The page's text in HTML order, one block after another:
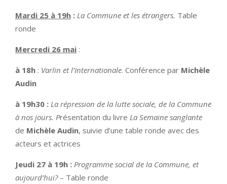
Mardi 25 à 19h : La Commune et les étrangers. Table
ronde
Mercredi 26 mai :
à 18h : Varlin et l’Internationale. Conférence par Michèle
Audin
à 19h30 : La répression de la lutte sociale, de la Commune
à nos jours. Présentation du livre La Semaine sanglante
de Michèle Audin, suivie d’une table ronde avec des
acteurs et actrices
Jeudi 27 à 19h : Programme social de la Commune, et
aujourd’hui?– Table ronde